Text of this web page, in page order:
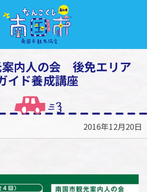
案内人の会 後免エリア
イド養成講座
2016年12月20日